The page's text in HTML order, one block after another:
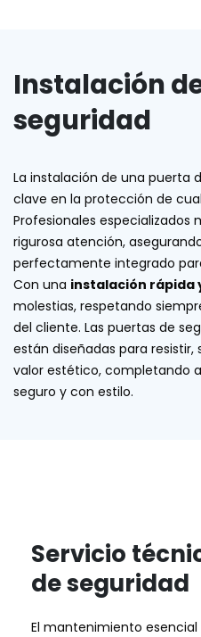
Instalación
seguridad
La instalación de una puerta
clave en la protección de
Profesionales especializados
rigurosa atención,
perfectamente integrado
Con una instalación rápida
molestias, respetando
del cliente. Las puertas de
están diseñadas para
valor estético, completando
seguro y con estilo.
Servicio
de seguridad
El mantenimiento